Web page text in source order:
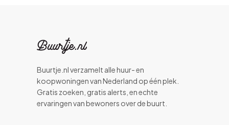
Buurtje.nl verzamelt alle huur- en
koopwoningen van Nederland op één plek.
Gratis zoeken, gratis alerts, en echte
ervaringen van bewoners over de buurt.